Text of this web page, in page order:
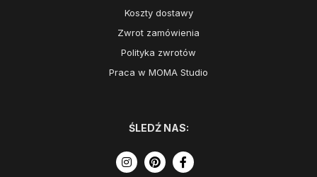
Koszty dostawy
Zwrot zamówienia
Polityka zwrotów
Praca w MOMA Studio
ŚLEDŹ NAS: